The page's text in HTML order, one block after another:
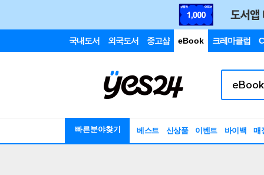
국내도서 외국도서 중고샵 eBook 크레마클럽
빠른분야찾기 베스트 신상품 이벤트 바이백 매